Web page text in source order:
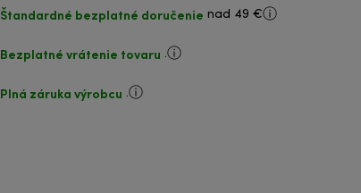
Štandardné bezplatné doručenie nad 49 €
Bezplatné vrátenie tovaru .
Plná záruka výrobcu .